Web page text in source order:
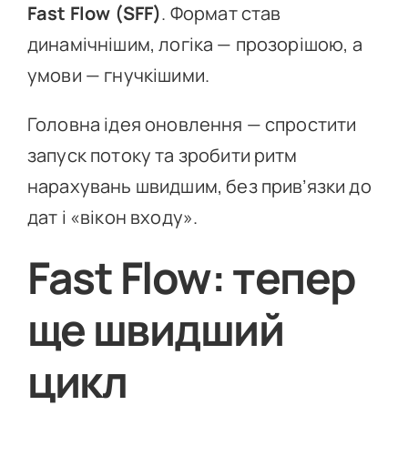
Fast Flow (SFF). Формат став
динамічнішим, логіка — прозорішою, а
умови — гнучкішими.
Головна ідея оновлення — спростити
запуск потоку та зробити ритм
нарахувань швидшим, без прив’язки до
дат і «вікон входу».
Fast Flow: тепер
ще швидший
цикл